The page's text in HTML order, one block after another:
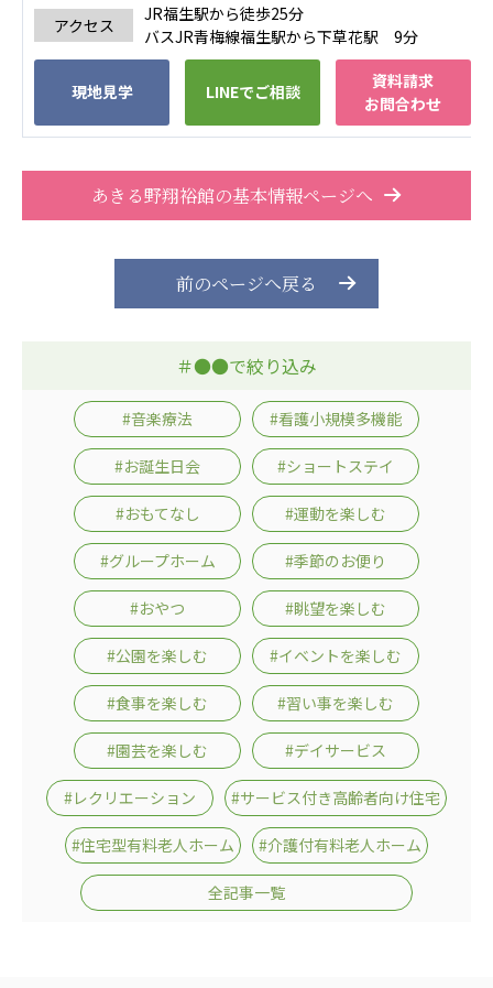
アクセス
JR福生駅から徒歩25分
バスJR青梅線福生駅から下草花駅 9分
現地見学 LINEでご相談
資料請求
お問合わせ
あきる野翔裕館の基本情報ページへ
前のページへ戻る
＃●●で絞り込み
#音楽療法 #看護小規模多機能
#お誕生日会 #ショートステイ
#おもてなし #運動を楽しむ
#グループホーム #季節のお便り
#おやつ #眺望を楽しむ
#公園を楽しむ #イベントを楽しむ
#食事を楽しむ #習い事を楽しむ
#園芸を楽しむ #デイサービス
#レクリエーション #サービス付き高齢者向け住宅
#住宅型有料老人ホーム #介護付有料老人ホーム
全記事一覧